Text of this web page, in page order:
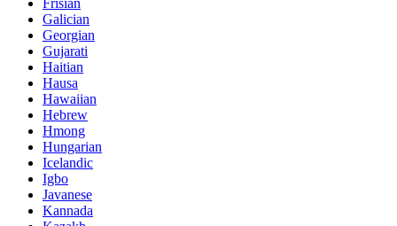
Frisian
Galician
Georgian
Gujarati
Haitian
Hausa
Hawaiian
Hebrew
Hmong
Hungarian
Icelandic
Igbo
Javanese
Kannada